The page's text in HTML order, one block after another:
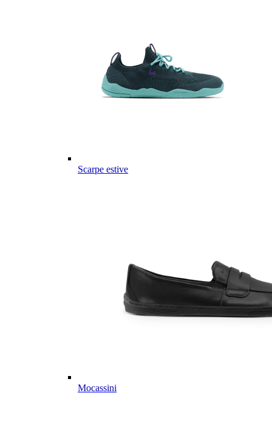
Scarpe estive
Mocassini